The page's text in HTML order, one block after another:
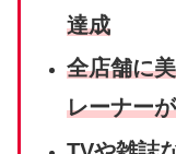
達成
全店舗に
レーナー